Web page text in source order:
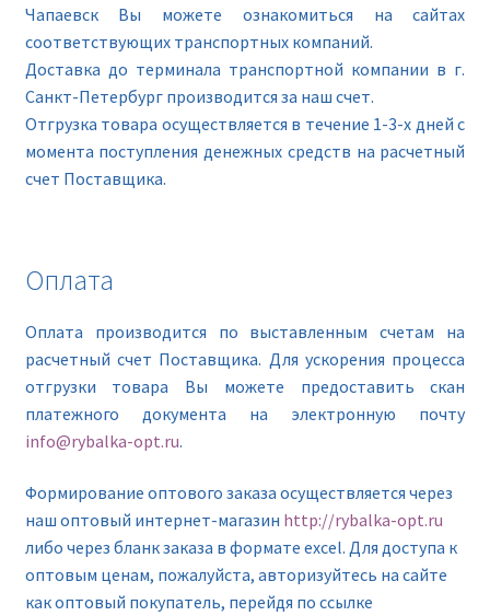
Чапаевск Вы можете ознакомиться на сайтах
соответствующих транспортных компаний.
Доставка до терминала транспортной компании в г.
Санкт-Петербург производится за наш счет.
Отгрузка товара осуществляется в течение 1-3-х дней с
момента поступления денежных средств на расчетный
счет Поставщика.
Оплата
Оплата производится по выставленным счетам на
расчетный счет Поставщика. Для ускорения процесса
отгрузки товара Вы можете предоставить скан
платежного документа на электронную почту
info@rybalka-opt.ru.
Формирование оптового заказа осуществляется через
наш оптовый интернет-магазин http://rybalka-opt.ru
либо через бланк заказа в формате excel. Для доступа к
оптовым ценам, пожалуйста, авторизуйтесь на сайте
как оптовый покупатель, перейдя по ссылке